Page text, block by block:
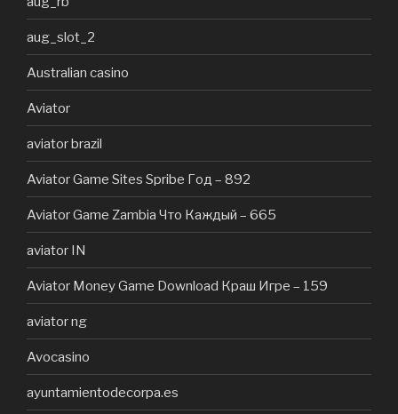
aug_slot_2
Australian casino
Aviator
aviator brazil
Aviator Game Sites Spribe Год – 892
Aviator Game Zambia Что Каждый – 665
aviator IN
Aviator Money Game Download Краш Игре – 159
aviator ng
Avocasino
ayuntamientodecorpa.es